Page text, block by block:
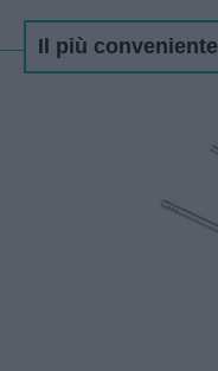
Il più conveniente